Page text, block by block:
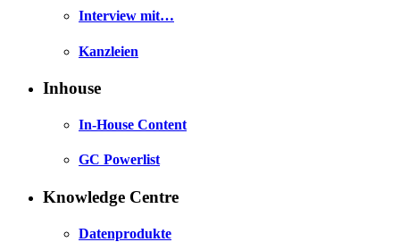
Interview mit…
Kanzleien
Inhouse
In-House Content
GC Powerlist
Knowledge Centre
Datenprodukte